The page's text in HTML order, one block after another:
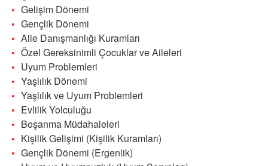
Gelişim Dönemi
Gençlik Dönemi
Aile Danışmanlığı Kuramları
Özel Gereksinimli Çocuklar ve Aileleri
Uyum Problemleri
Yaşlılık Dönemi
Yaşlılık ve Uyum Problemleri
Evlilik Yolculuğu
Boşanma Müdahaleleri
Kişilik Gelişimi (Kişilik Kuramları)
Gençlik Dönemi (Ergenlik)